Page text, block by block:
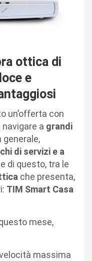
ottica di
e
un’offerta con
a grandi
generale,
di servizi e a
di questo, tra le
che presenta,
TIM Smart Casa
mese,
massima